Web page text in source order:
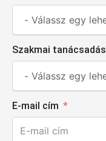
Szakmai tanácsadás
E-mail cím